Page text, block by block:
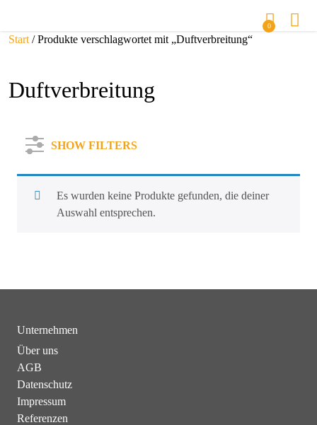
0
Start / Produkte verschlagwortet mit „Duftverbreitung“
Duftverbreitung
SHOW FILTERS
Es wurden keine Produkte gefunden, die deiner
Auswahl entsprechen.
Unternehmen
Über uns
AGB
Datenschutz
Impressum
Referenzen